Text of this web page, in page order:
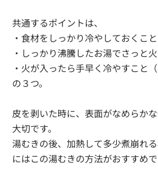
共通するポイントは、
・食材をしっかり冷やしておくこ
・しっかり沸騰したお湯でさっと
・火が入ったら手早く冷やすこと
の３つ。
皮を剥いた時に、表面がなめらか
大切です。
湯むきの後、加熱して多少煮崩れ
にはこの湯むきの方法がおすすめで